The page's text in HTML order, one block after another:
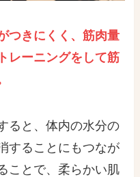
つきにくく、筋肉量
レーニングをして筋
ると、体内の水分の
することにもつなが
ことで、柔らかい肌